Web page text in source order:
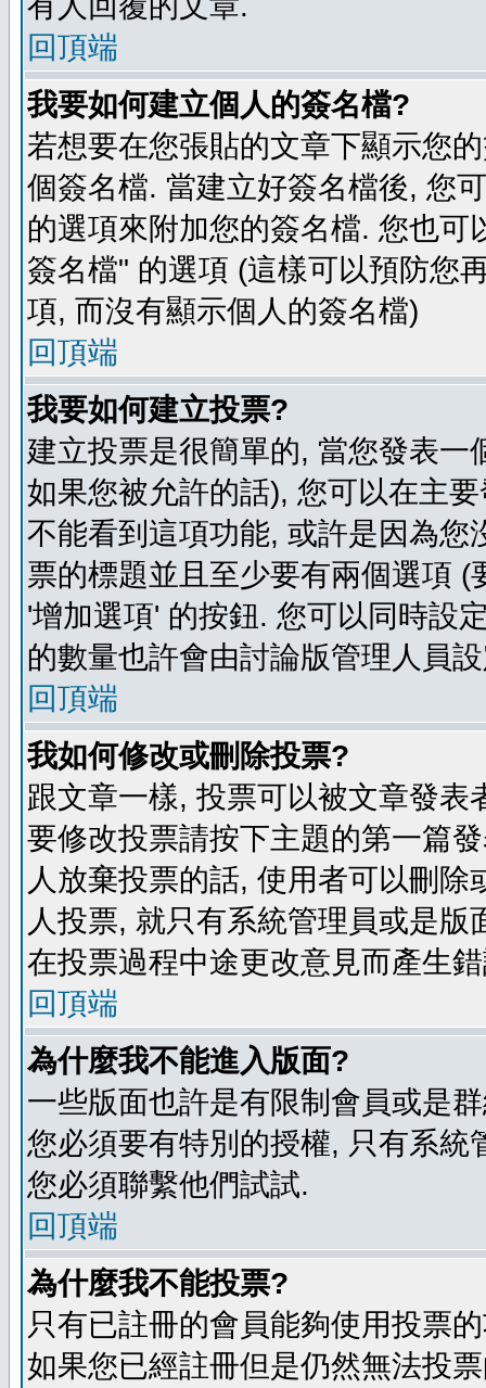
回頂端
我要如何建立個人的簽名檔?
若想要在您張貼的文章下顯示您
個簽名檔. 當建立好簽名檔後, 您
的選項來附加您的簽名檔. 您也
簽名檔" 的選項 (這樣可以預防您
項, 而沒有顯示個人的簽名檔)
回頂端
我要如何建立投票?
建立投票是很簡單的, 當您發表
如果您被允許的話), 您可以在主
不能看到這項功能, 或許是因為
票的標題並且至少要有兩個選項
'增加選項' 的按鈕. 您可以同時設
的數量也許會由討論版管理人員
回頂端
我如何修改或刪除投票?
跟文章一樣, 投票可以被文章發
要修改投票請按下主題的第一篇
人放棄投票的話, 使用者可以刪
人投票, 就只有系統管理員或是
在投票過程中途更改意見而產生
回頂端
為什麼我不能進入版面?
一些版面也許是有限制會員或是
您必須要有特別的授權, 只有系
您必須聯繫他們試試.
回頂端
為什麼我不能投票?
只有已註冊的會員能夠使用投票
如果您已經註冊但是仍然無法投